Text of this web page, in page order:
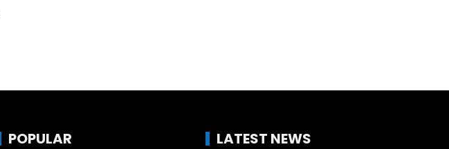
POPULAR LATEST NEWS